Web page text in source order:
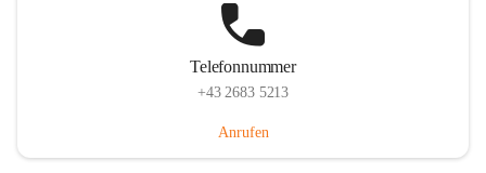
Telefonnummer
+43 2683 5213
Anrufen